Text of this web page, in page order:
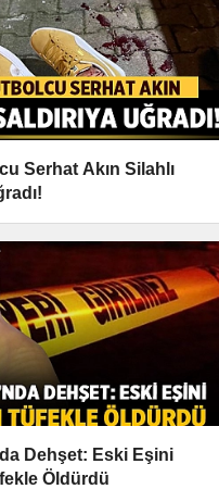
Serhat Akın Silahlı
Dehşet: Eski Eşini
Öldürdü